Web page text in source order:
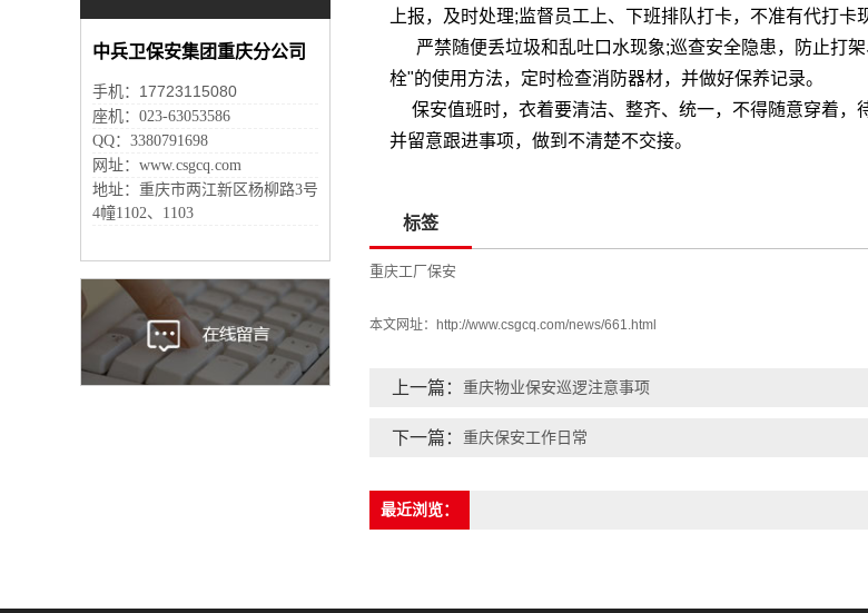
中兵卫保安集团重庆分公司
手机： 17723115080
座机：023-63053586
QQ：3380791698
网址：www.csgcq.com
地址：重庆市两江新区杨柳路3号
4幢1102、1103
上报，及时处理;监督员工上、下班排队打卡，不准有代打卡
严禁随便丢垃圾和乱吐口水现象;巡查安全隐患，防止打
栓"的使用方法，定时检查消防器材，并做好保养记录。
保安值班时，衣着要清洁、整齐、统一，不得随意穿着，
并留意跟进事项，做到不清楚不交接。
标签
重庆工厂保安
本文网址： http://www.csgcq.com/news/661.html
上一篇： 重庆物业保安巡逻注意事项
下一篇： 重庆保安工作日常
最近浏览：